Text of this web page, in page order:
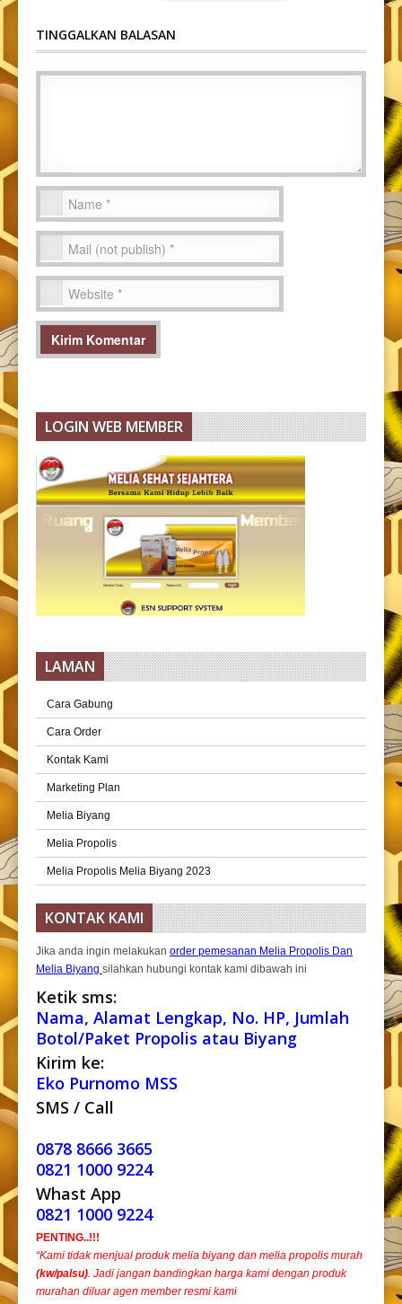
TINGGALKAN BALASAN
LOGIN WEB MEMBER
LAMAN
Cara Gabung
Cara Order
Kontak Kami
Marketing Plan
Melia Biyang
Melia Propolis
Melia Propolis Melia Biyang 2023
KONTAK KAMI
Jika anda ingin melakukan order pemesanan Melia Propolis Dan
Melia Biyang silahkan hubungi kontak kami dibawah ini
Ketik sms:
Nama, Alamat Lengkap, No. HP, Jumlah
Botol/Paket Propolis atau Biyang
Kirim ke:
Eko Purnomo MSS
SMS / Call
0878 8666 3665
0821 1000 9224
Whast App
0821 1000 9224
PENTING..!!!
“Kami tidak menjual produk melia biyang dan melia propolis murah
(kw/palsu). Jadi jangan bandingkan harga kami dengan produk
murahan diluar agen member resmi kami